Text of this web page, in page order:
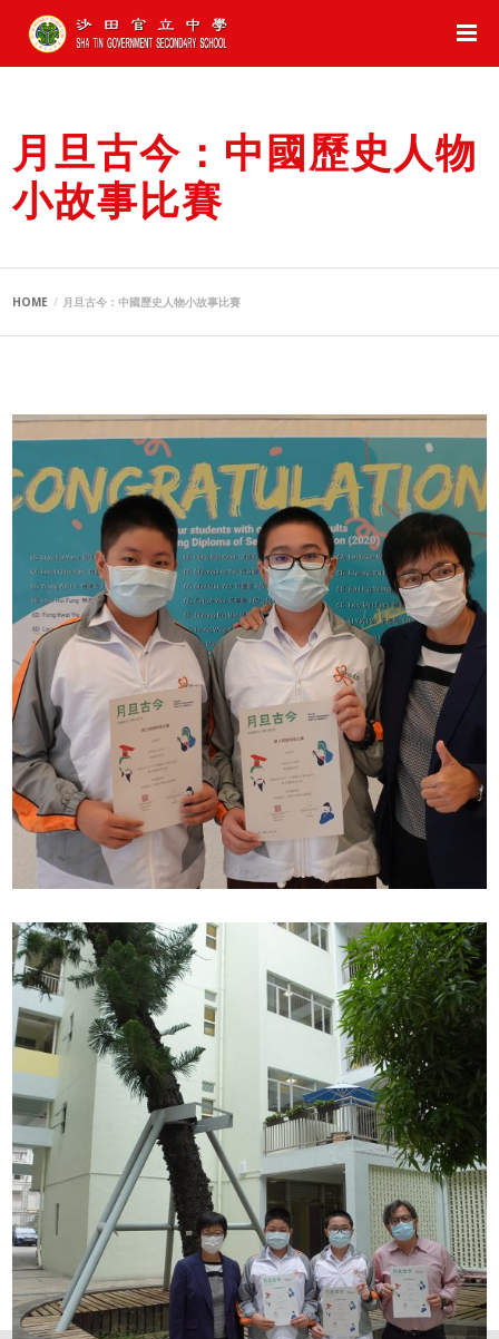
月旦古今：中國歷史人物
小故事比賽
HOME 月旦古今：中國歷史人物小故事比賽